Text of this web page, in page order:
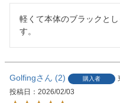
軽くて本体のブラックと
す。
Golfing 2 購入者
投稿日
2026/02/03